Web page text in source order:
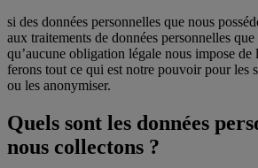
si des données personnelles que nous
aux traitements de données personnelles
qu’aucune obligation légale nous impose de
ferons tout ce qui est notre pouvoir pour les
ou les anonymiser.
Quels sont les données
nous collectons ?